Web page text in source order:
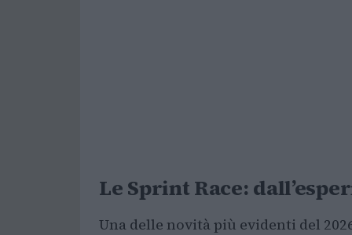
Le Sprint Race:
Una delle novità più evidenti del